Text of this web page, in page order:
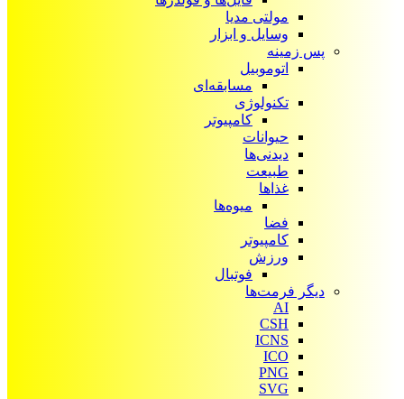
مولتی مدیا
وسایل و ابزار
پس زمینه
اتوموبیل
مسابقه‌ای
تکنولوژی
کامپیوتر
حیوانات
دیدنی‌ها
طبیعت
غذاها
میوه‌ها
فضا
کامپیوتر
ورزش
فوتبال
دیگر فرمت‌ها
AI
CSH
ICNS
ICO
PNG
SVG